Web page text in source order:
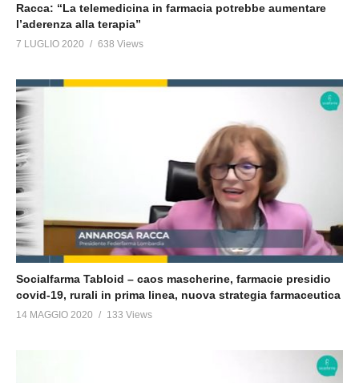
Racca: “La telemedicina in farmacia potrebbe aumentare
l’aderenza alla terapia”
7 LUGLIO 2020 638 Views
Socialfarma Tabloid – caos mascherine, farmacie presidio
covid-19, rurali in prima linea, nuova strategia farmaceutica
14 MAGGIO 2020 133 Views